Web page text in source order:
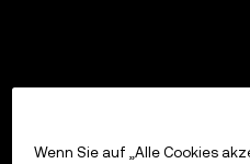
Wenn Sie auf „Alle Cookies